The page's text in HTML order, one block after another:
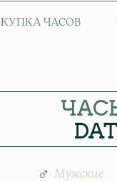
ЧАСОВ
Мужские